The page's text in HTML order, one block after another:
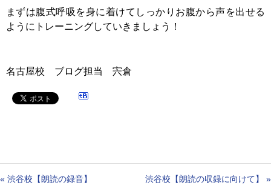
まずは腹式呼吸を身に着けてしっかりお腹から声を出せる
ようにトレーニングしていきましょう！
名古屋校 ブログ担当 宍倉
« 渋谷校【朗読の録音】 渋谷校【朗読の収録に向けて】 »